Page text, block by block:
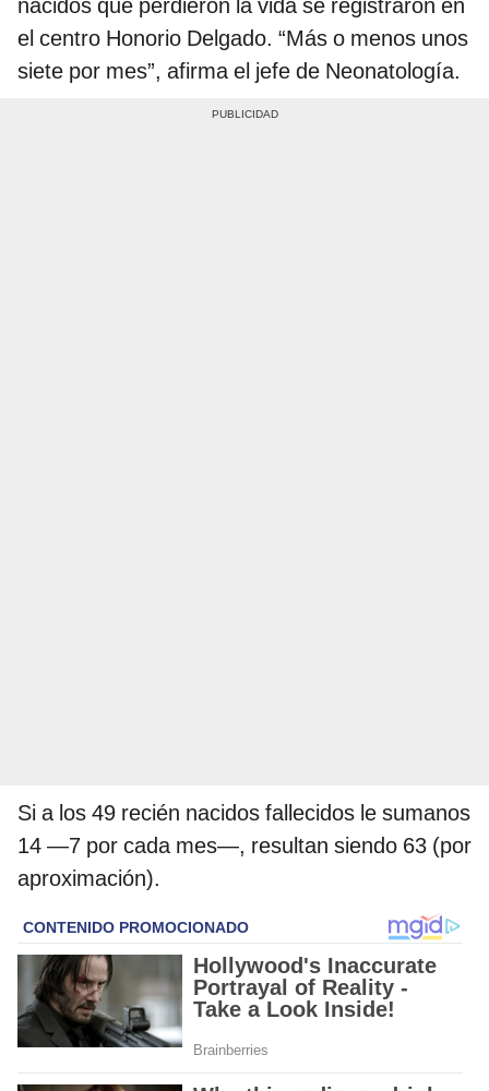
nacidos que perdieron la vida se registraron en
el centro Honorio Delgado. “Más o menos unos
siete por mes”, afirma el jefe de Neonatología.
Si a los 49 recién nacidos fallecidos le sumanos
14 —7 por cada mes—, resultan siendo 63 (por
aproximación).